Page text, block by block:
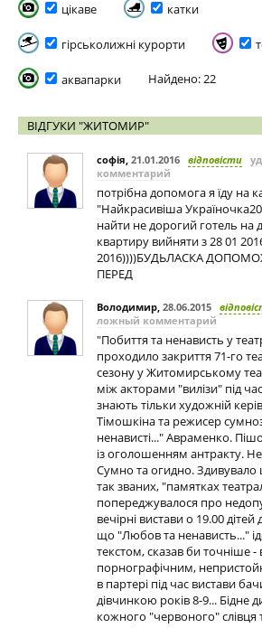
цікаве катки
гірськолижні курорти
аквапарки Найдено: 22
ВІДГУКИ "ЖИТОМИР"
софія, 21.01.2016 відповісти
комментарий
потрібна допомога я їду на
"Найкрасивіша
найти не дорогий готель на
квартиру вийняти з 28 01
2016))))БУДЬЛАСКА
ПЕРЕД
Володимир, 28.06.2015
ложный комментарий
"Побиття та ненависть у
проходило закриття 71-го
сезону у Житомирському
між акторами "вилізи" під
знають тільки художній
Тімошкіна та режисер
ненависті..." Авраменко.
із оголошенням антракту.
Сумно та огидно. Здивувало
так званих, "памятках
попереджувалося про
вечірні вистави о 19.00
що "Любов та ненависть..."
текстом, сказав би точніше -
порнографічним,
в партері під час вистави
дівчинкою років 8-9... Бідне
кожного "червоного" слівця